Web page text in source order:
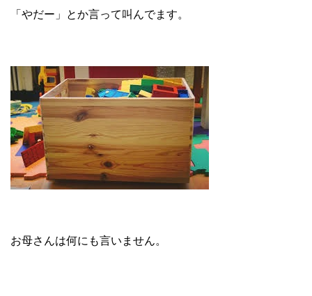
「やだー」とか言って叫んでます。
お母さんは何にも言いません。